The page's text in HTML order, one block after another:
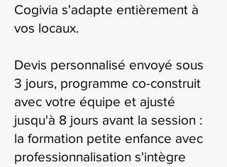
Cogivia s'adapte entièrement à
vos locaux.
Devis personnalisé envoyé sous
3 jours, programme co-construit
avec votre équipe et ajusté
jusqu'à 8 jours avant la session :
la formation petite enfance avec
professionnalisation s'intègre